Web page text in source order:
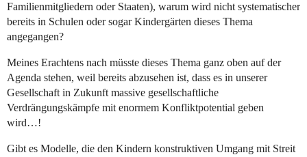
Familienmitgliedern oder Staaten), warum wird nicht systematischer
bereits in Schulen oder sogar Kindergärten dieses Thema
angegangen?
Meines Erachtens nach müsste dieses Thema ganz oben auf der
Agenda stehen, weil bereits abzusehen ist, dass es in unserer
Gesellschaft in Zukunft massive gesellschaftliche
Verdrängungskämpfe mit enormem Konfliktpotential geben
wird…!
Gibt es Modelle, die den Kindern konstruktiven Umgang mit Streit